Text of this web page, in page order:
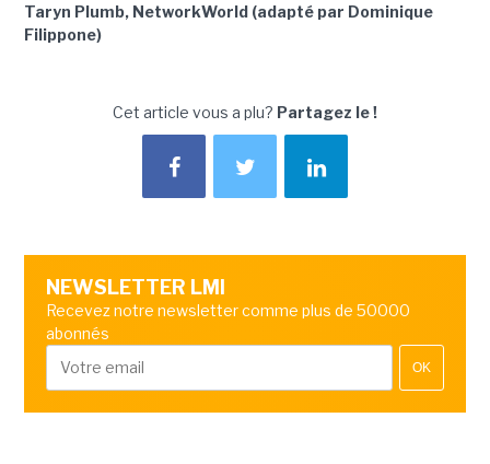
Taryn Plumb, NetworkWorld (adapté par Dominique
Filippone)
Cet article vous a plu? Partagez le !
NEWSLETTER LMI
Recevez notre newsletter comme plus de 50000
abonnés
OK